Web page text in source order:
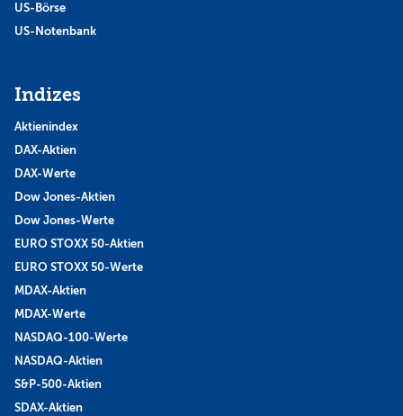
US-Börse
US-Notenbank
Indizes
Aktienindex
DAX-Aktien
DAX-Werte
Dow Jones-Aktien
Dow Jones-Werte
EURO STOXX 50-Aktien
EURO STOXX 50-Werte
MDAX-Aktien
MDAX-Werte
NASDAQ-100-Werte
NASDAQ-Aktien
S&P-500-Aktien
SDAX-Aktien